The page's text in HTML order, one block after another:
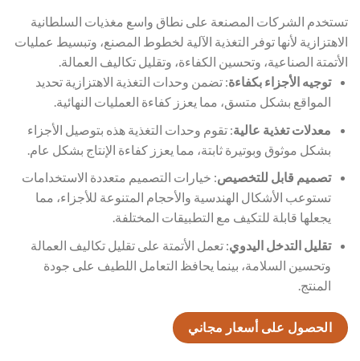
تستخدم الشركات المصنعة على نطاق واسع مغذيات السلطانية
الاهتزازية لأنها توفر التغذية الآلية لخطوط المصنع، وتبسيط عمليات
الأتمتة الصناعية، وتحسين الكفاءة، وتقليل تكاليف العمالة.
توجيه الأجزاء بكفاءة: تضمن وحدات التغذية الاهتزازية تحديد
المواقع بشكل متسق، مما يعزز كفاءة العمليات النهائية.
معدلات تغذية عالية: تقوم وحدات التغذية هذه بتوصيل الأجزاء
بشكل موثوق وبوتيرة ثابتة، مما يعزز كفاءة الإنتاج بشكل عام.
تصميم قابل للتخصيص: خيارات التصميم متعددة الاستخدامات
تستوعب الأشكال الهندسية والأحجام المتنوعة للأجزاء، مما
يجعلها قابلة للتكيف مع التطبيقات المختلفة.
تقليل التدخل اليدوي: تعمل الأتمتة على تقليل تكاليف العمالة
وتحسين السلامة، بينما يحافظ التعامل اللطيف على جودة
المنتج.
الحصول على أسعار مجاني